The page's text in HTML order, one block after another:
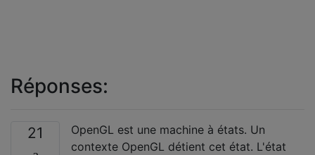
Réponses:
21
OpenGL est une machine à états. Un
contexte OpenGL détient cet état. L'état